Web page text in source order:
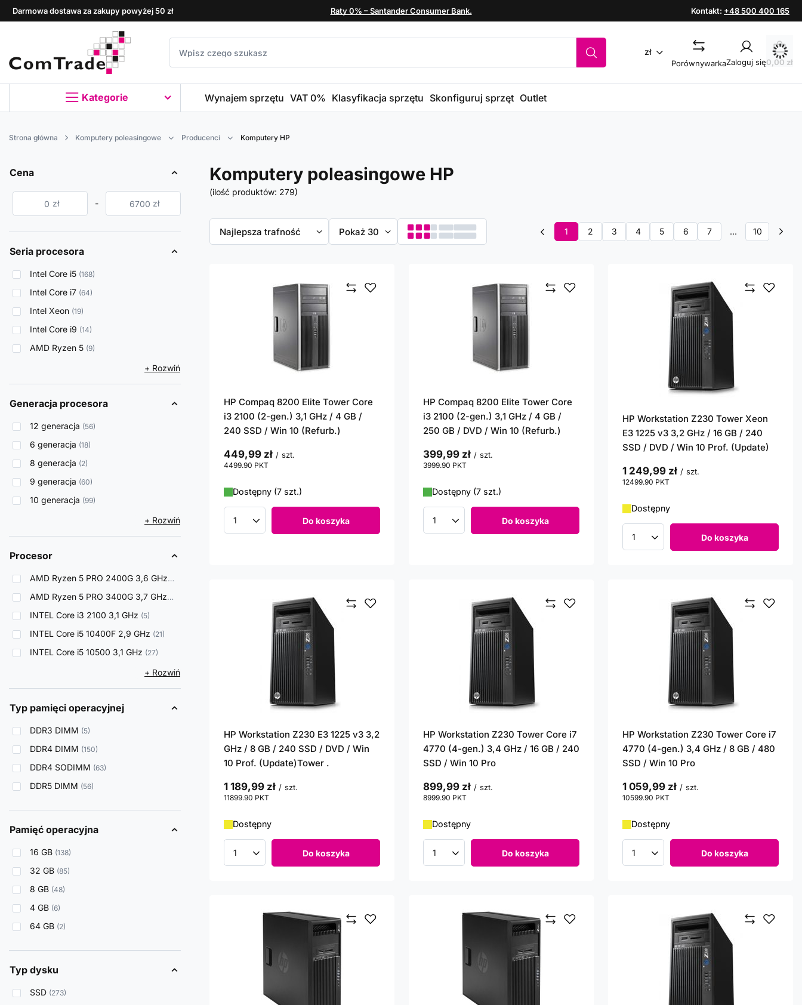
Darmowa dostawa za zakupy powyżej 50 zł Raty 0% – Santander Consumer Bank. Kontakt: +48 500 400 165
zł
PorównywarkaZaloguj się0,00 zł
Kategorie Wynajem sprzętu VAT 0% Klasyfikacja sprzętu Skonfiguruj sprzęt Outlet
Strona główna Komputery poleasingowe Producenci Komputery HP
Cena
zł - zł
Seria procesora
Intel Core i5 168
Intel Core i7 64
Intel Xeon 19
Intel Core i9 14
AMD Ryzen 5 9
+ Rozwiń
Generacja procesora
12 generacja 56
6 generacja 18
8 generacja 2
9 generacja 60
10 generacja 99
+ Rozwiń
Procesor
AMD Ryzen 5 PRO 2400G 3,6 GHz 6
AMD Ryzen 5 PRO 3400G 3,7 GHz 3
INTEL Core i3 2100 3,1 GHz 5
INTEL Core i5 10400F 2,9 GHz 21
INTEL Core i5 10500 3,1 GHz 27
+ Rozwiń
Typ pamięci operacyjnej
DDR3 DIMM 5
DDR4 DIMM 150
DDR4 SODIMM 63
DDR5 DIMM 56
Pamięć operacyjna
16 GB 138
32 GB 85
8 GB 48
4 GB 6
64 GB 2
Typ dysku
SSD 273
Komputery poleasingowe HP
(ilość produktów: 279)
Zmień sortowanie
Najlepsza trafność Zmień ilość wyświetlanych produktów
Pokaż 30 1 2 3 4 5 6 7 ... 10
HP Compaq 8200 Elite Tower Core
i3 2100 (2-gen.) 3,1 GHz / 4 GB /
240 SSD / Win 10 (Refurb.)
449,99 zł / szt.
4499.90 PKT
Dostępny (7 szt.)
Ilość produktów Do koszyka
HP Compaq 8200 Elite Tower Core
i3 2100 (2-gen.) 3,1 GHz / 4 GB /
250 GB / DVD / Win 10 (Refurb.)
399,99 zł / szt.
3999.90 PKT
Dostępny (7 szt.)
Ilość produktów Do koszyka
HP Workstation Z230 Tower Xeon
E3 1225 v3 3,2 GHz / 16 GB / 240
SSD / DVD / Win 10 Prof. (Update)
1 249,99 zł / szt.
12499.90 PKT
Dostępny
Ilość produktów Do koszyka
HP Workstation Z230 E3 1225 v3 3,2
GHz / 8 GB / 240 SSD / DVD / Win
10 Prof. (Update)Tower .
1 189,99 zł / szt.
11899.90 PKT
Dostępny
Ilość produktów Do koszyka
HP Workstation Z230 Tower Core i7
4770 (4-gen.) 3,4 GHz / 16 GB / 240
SSD / Win 10 Pro
899,99 zł / szt.
8999.90 PKT
Dostępny
Ilość produktów Do koszyka
HP Workstation Z230 Tower Core i7
4770 (4-gen.) 3,4 GHz / 8 GB / 480
SSD / Win 10 Pro
1 059,99 zł / szt.
10599.90 PKT
Dostępny
Ilość produktów Do koszyka